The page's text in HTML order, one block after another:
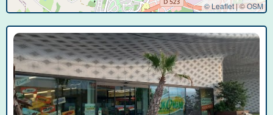
© Leaflet |©OSM